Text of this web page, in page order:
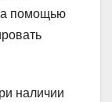
помощью
наличии